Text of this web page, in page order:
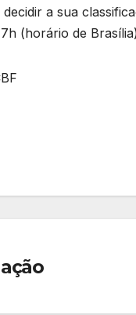
a sua
(horário de